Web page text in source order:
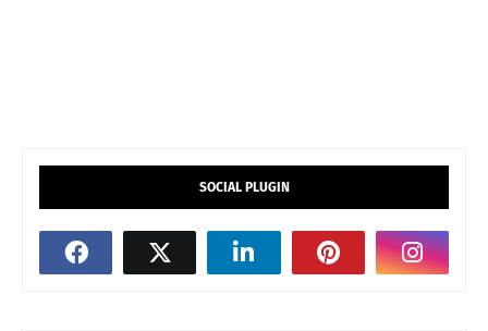
SOCIAL PLUGIN